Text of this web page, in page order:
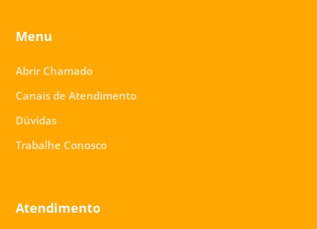
Menu
Abrir Chamado
Canais de Atendimento
Dúvidas
Trabalhe Conosco
Atendimento